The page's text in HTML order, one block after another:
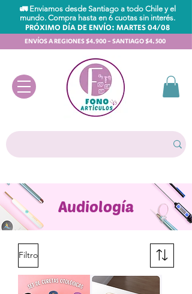
🚛 Enviamos desde Santiago a todo Chile y el
mundo. Compra hasta en 6 cuotas sin interés.
PRÓXIMO DÍA DE ENVÍO: MARTES 04/08
ENVÍOS A REGIONES $4.900 - SANTIAGO $4.500
Audiología
Filtro